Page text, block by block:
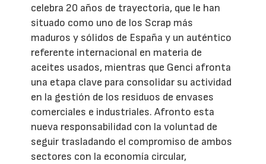
celebra 20 años de trayectoria, que le han
situado como uno de los Scrap más
maduros y sólidos de España y un auténtico
referente internacional en materia de
aceites usados, mientras que Genci afronta
una etapa clave para consolidar su actividad
en la gestión de los residuos de envases
comerciales e industriales. Afronto esta
nueva responsabilidad con la voluntad de
seguir trasladando el compromiso de ambos
sectores con la economía circular,